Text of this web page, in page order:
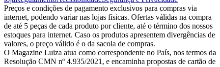
Preços e condições de pagamento exclusivos para compras via
internet, podendo variar nas lojas físicas. Ofertas válidas na compra
de até 5 peças de cada produto por cliente, até o término dos nossos
estoques para internet. Caso os produtos apresentem divergências de
valores, o preço válido é o da sacola de compras.
O Magazine Luiza atua como correspondente no País, nos termos da
Resolução CMN nº 4.935/2021, e encaminha propostas de cartão de